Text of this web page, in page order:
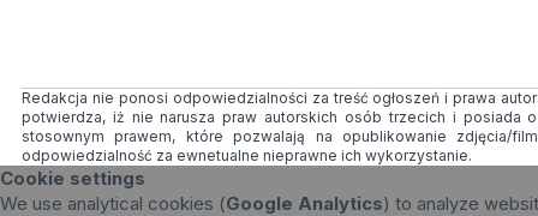
Redakcja nie ponosi odpowiedzialności za treść ogłoszeń i prawa
potwierdza, iż nie narusza praw autorskich osób trzecich i posiada
stosownym prawem, które pozwalają na opublikowanie zdjęcia/
odpowiedzialność za ewnetualne nieprawne ich wykorzystanie.
Cookie settings
We use analytical cookies (Google Analytics) to analyze